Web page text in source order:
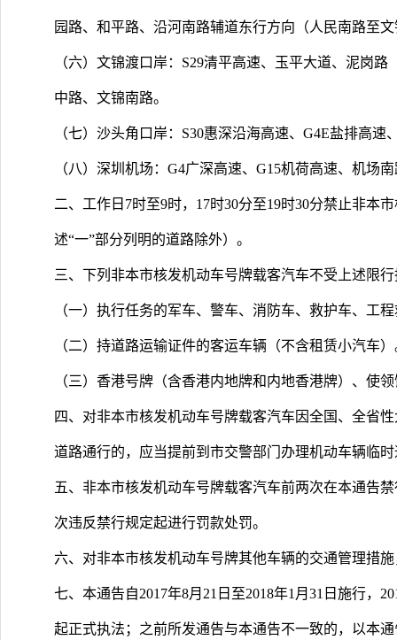
园路、和平路、沿河南路辅道东行方向（人民南路至
（六）文锦渡口岸：S29清平高速、玉平大道、泥岗
中路、文锦南路。
（七）沙头角口岸：S30惠深沿海高速、G4E盐排高
（八）深圳机场：G4广深高速、G15机荷高速、机场
二、工作日7时至9时，17时30分至19时30分禁止非本
述“一”部分列明的道路除外）。
三、下列非本市核发机动车号牌载客汽车不受上述限
（一）执行任务的军车、警车、消防车、救护车、工
（二）持道路运输证件的客运车辆（不含租赁小汽车
（三）香港号牌（含香港内地牌和内地香港牌）、使
四、对非本市核发机动车号牌载客汽车因全国、全省
道路通行的，应当提前到市交警部门办理机动车辆临
五、非本市核发机动车号牌载客汽车前两次在本通告
次违反禁行规定起进行罚款处罚。
六、对非本市核发机动车号牌其他车辆的交通管理措
七、本通告自2017年8月21日至2018年1月31日施行，
起正式执法；之前所发通告与本通告不一致的，以本